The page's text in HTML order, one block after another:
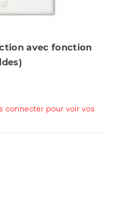
avec fonction
connecter pour voir vos